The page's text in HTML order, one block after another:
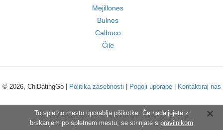
Mejillones
Bulnes
Calbuco
Čile
© 2026, ChiDatingGo | Politika zasebnosti Pogoji uporabe| Kontaktiraj nas
To spletno mesto uporablja piškotke. Če nadaljujete z
brskanjem po spletnem mestu, se strinjate s pravilnikom